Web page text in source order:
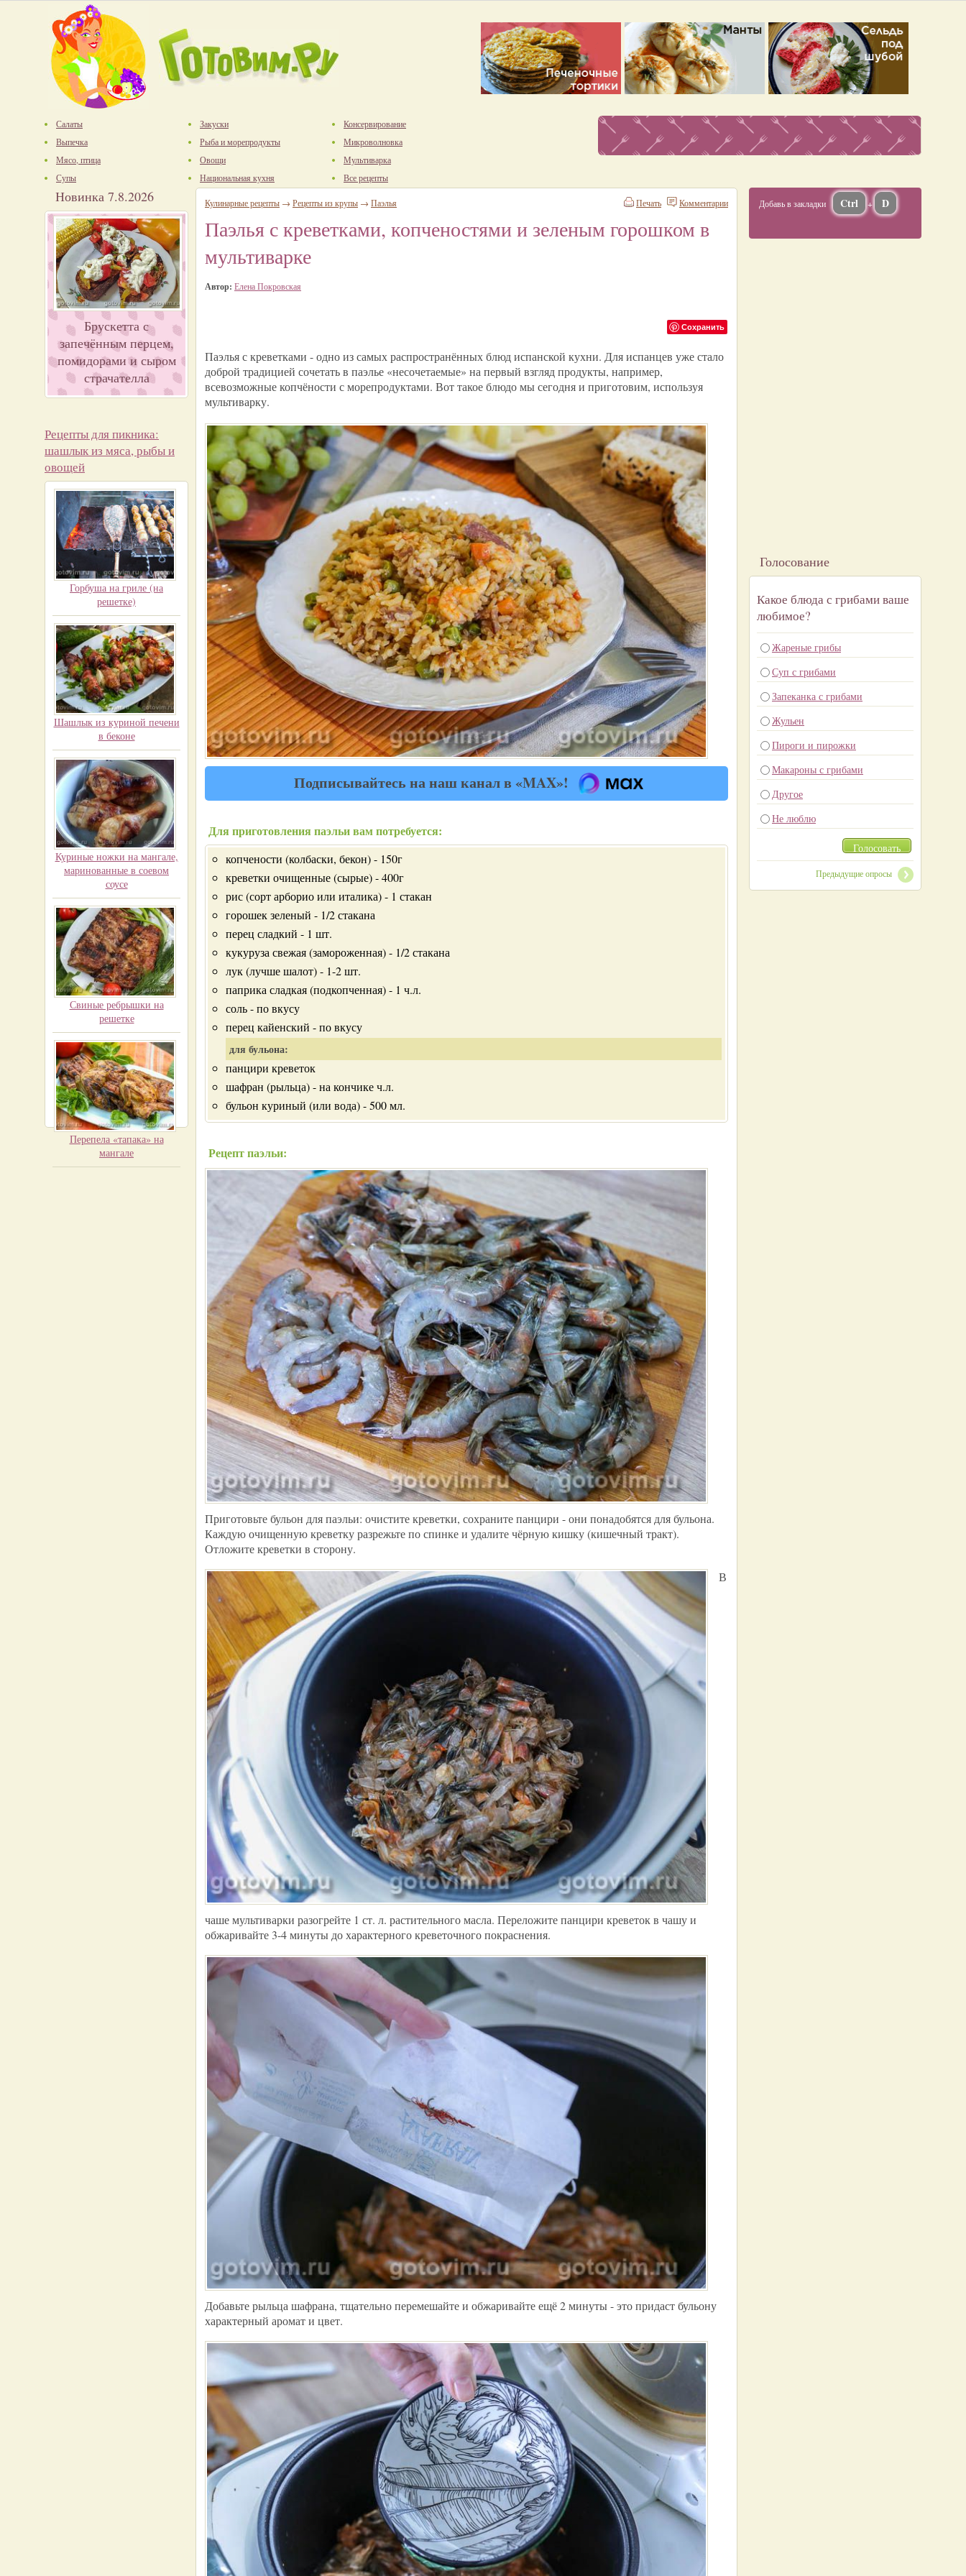
Салаты
Выпечка
Мясо, птица
Супы
Закуски
Рыба и морепродукты
Овощи
Национальная кухня
Консервирование
Микроволновка
Мультиварка
Все рецепты
Новинка 7.8.2026
Брускетта с
запечённым перцем,
помидорами и сыром
страчателла
Рецепты для пикника:
шашлык из мяса, рыбы и
овощей
Горбуша на гриле (на
решетке)
Шашлык из куриной печени
в беконе
Куриные ножки на мангале,
маринованные в соевом
соусе
Свиные ребрышки на
решетке
Перепела «тапака» на
мангале
Комментарии
Печать
Кулинарные рецепты → Рецепты из крупы → Паэлья
Паэлья с креветками, копченостями и зеленым горошком в
мультиварке
Автор: Елена Покровская
Сохранить
Паэлья с креветками - одно из самых распространённых блюд испанской кухни. Для испанцев уже стало
доброй традицией сочетать в паэлье «несочетаемые» на первый взгляд продукты, например,
всевозможные копчёности с морепродуктами. Вот такое блюдо мы сегодня и приготовим, используя
мультиварку.
Подписывайтесь на наш канал в «MAX»!
Для приготовления паэльи вам потребуется:
копчености (колбаски, бекон) - 150г
креветки очищенные (сырые) - 400г
рис (сорт арборио или италика) - 1 стакан
горошек зеленый - 1/2 стакана
перец сладкий - 1 шт.
кукуруза свежая (замороженная) - 1/2 стакана
лук (лучше шалот) - 1-2 шт.
паприка сладкая (подкопченная) - 1 ч.л.
соль - по вкусу
перец кайенский - по вкусу
для бульона:
панцири креветок
шафран (рыльца) - на кончике ч.л.
бульон куриный (или вода) - 500 мл.
Рецепт паэльи:
Приготовьте бульон для паэльи: очистите креветки, сохраните панцири - они понадобятся для бульона.
Каждую очищенную креветку разрежьте по спинке и удалите чёрную кишку (кишечный тракт).
Отложите креветки в сторону.
В
чаше мультиварки разогрейте 1 ст. л. растительного масла. Переложите панцири креветок в чашу и
обжаривайте 3-4 минуты до характерного креветочного покраснения.
Добавьте рыльца шафрана, тщательно перемешайте и обжаривайте ещё 2 минуты - это придаст бульону
характерный аромат и цвет.
Добавь в закладки Ctrl + D
Голосование
Какое блюда с грибами ваше
любимое?
Жареные грибы
Суп с грибами
Запеканка с грибами
Жульен
Пироги и пирожки
Макароны с грибами
Другое
Не люблю
Голосовать
Предыдущие опросы